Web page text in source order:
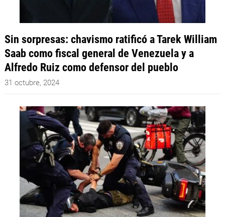
Sin sorpresas: chavismo ratificó a Tarek William
Saab como fiscal general de Venezuela y a
Alfredo Ruiz como defensor del pueblo
31 octubre, 2024